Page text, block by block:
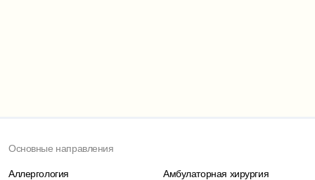
Основные направления
Аллергология
Амбулаторная хирургия